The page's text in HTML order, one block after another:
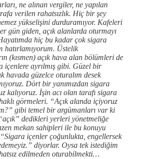
ne alınan vergiler, ne yapılan
verilen rahatsızlık. Hiç bir şey
yükselişini durduramıyor. Kafeleri
gün giden, açık alanlarda oturmayı
hiç bu kadar çok sigara
hatırlamıyorum. Üstelik
(kısmen) açık hava alan bölümleri de
içenlere ayrılmış gibi. Güzel bir
havada güzelce oturalım desek
Dört bir yanımızdan sigara
kalıyoruz. İşin acı olan tarafı sigara
görmeleri. “Açık alanda içiyoruz
gibi temel bir argümanları var ki
dedikleri yerleri yönetmeliğe
mekan sahipleri ile bu konuyu
içenler çoğunlukta, engellersek
diyorlar. Oysa tek istediğim
edilmeden oturabilmekti…